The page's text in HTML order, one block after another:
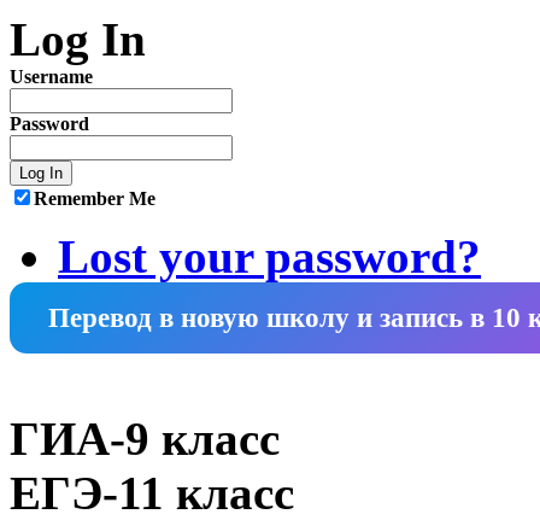
Log In
Username
Password
Remember Me
Lost your password?
Перевод в новую школу и запись в 10
ГИА-9 класс
ЕГЭ-11 класс